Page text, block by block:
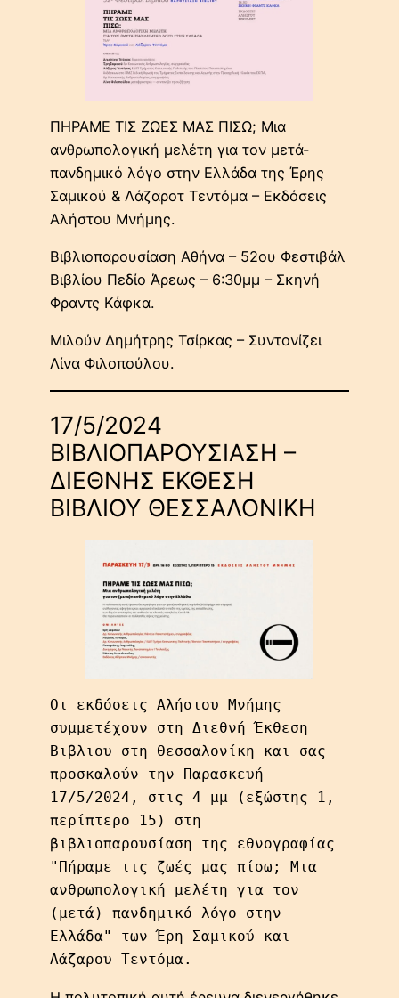
ΠΗΡΑΜΕ ΤΙΣ ΖΩΕΣ ΜΑΣ ΠΙΣΩ; Μια
ανθρωπολογική μελέτη για τον μετά-
πανδημικό λόγο στην Ελλάδα της Έρης
Σαμικού & Λάζαροτ Τεντόμα – Εκδόσεις
Αλήστου Μνήμης.
Βιβλιοπαρουσίαση Αθήνα – 52ου Φεστιβάλ
Βιβλίου Πεδίο Άρεως – 6:30μμ – Σκηνή
Φραντς Κάφκα.
Μιλούν Δημήτρης Τσίρκας – Συντονίζει
Λίνα Φιλοπούλου.
17/5/2024
ΒΙΒΛΙΟΠΑΡΟΥΣΙΑΣΗ –
ΔΙΕΘΝΗΣ ΕΚΘΕΣΗ
ΒΙΒΛΙΟΥ ΘΕΣΣΑΛΟΝΙΚΗ
Οι εκδόσεις Αλήστου Μνήμης
συμμετέχουν στη Διεθνή Έκθεση
Βιβλιου στη Θεσσαλονίκη και σας
προσκαλούν την Παρασκευή
17/5/2024, στις 4 μμ (εξώστης 1,
περίπτερο 15) στη
βιβλιοπαρουσίαση της εθνογραφίας
"Πήραμε τις ζωές μας πίσω; Μια
ανθρωπολογική μελέτη για τον
(μετά) πανδημικό λόγο στην
Ελλάδα" των Έρη Σαμικού και
Λάζαρου Τεντόμα.